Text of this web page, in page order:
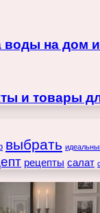
воды на дом
и товары
выбрать
рецепты салат